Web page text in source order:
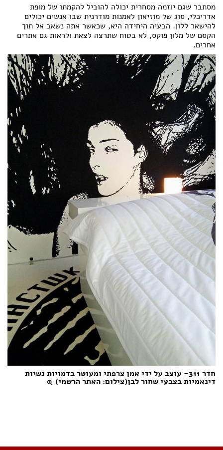
מסתבר שגם יוזמה מסחרית יכולה להוביל להקמתו של מופת
אדריכלי, סוג של מוזיאון לאמנות מודרנית שבו אנשים יכולים
להישאר ללון. הבעיה היחידה היא, שכאשר אתה נשאב אל תוך
הקסם של מלון פוקס, לא בטוח שתרצה לצאת ולראות גם אתרים
אחרים.
חדר 311- עוצב על ידי אמן צרפתי ומעוטר בדמויות נשיות
דינאמיות בצבעי שחור לבן(צילום: האתר הרשמי)